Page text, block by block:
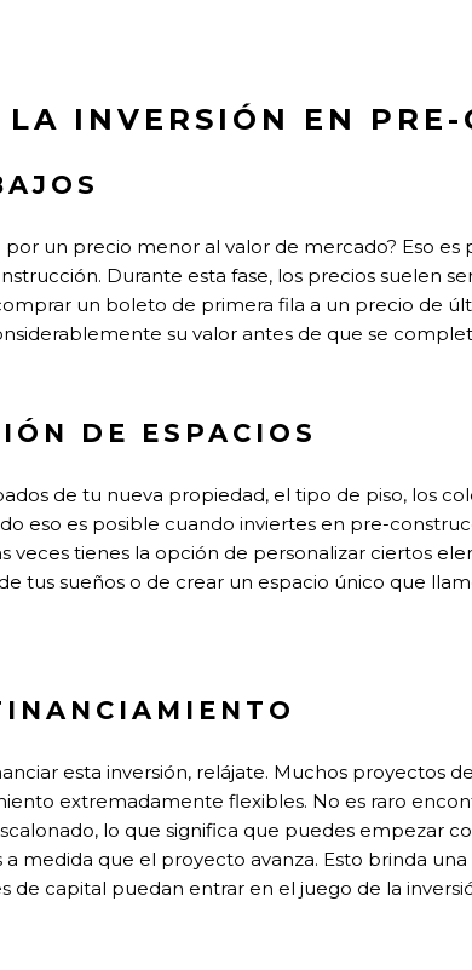
INVERSIÓN EN PRE-
por un precio menor al valor de mercado? Eso
Durante esta fase, los precios suelen
un boleto de primera fila a un precio de
su valor antes de que se
DE ESPACIOS
de tu nueva propiedad, el tipo de piso, los
eso es posible cuando inviertes en pre-
veces tienes la opción de personalizar ciertos
tus sueños o de crear un espacio único que
esta inversión, relájate. Muchos proyectos
extremadamente flexibles. No es raro
lo que significa que puedes empezar
medida que el proyecto avanza. Esto brinda
de capital puedan entrar en el juego de la